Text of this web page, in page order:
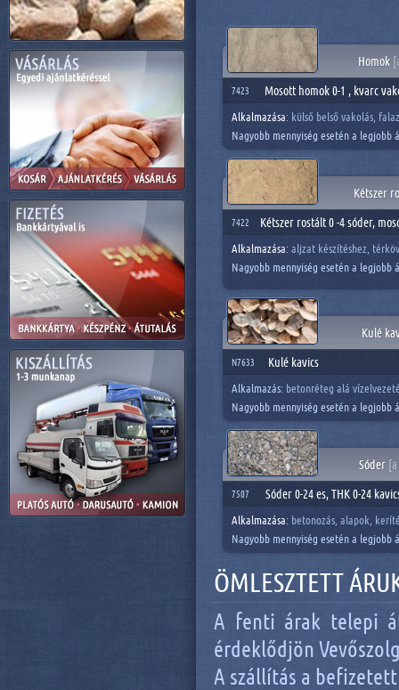
Homok
7423 Mosott homok 0-1 , kvarc
Alkalmazása: külső belső vakolás,
Nagyobb mennyiség esetén a
Kétszer
7422 Kétszer rostált 0 -4 sóder,
Alkalmazása: aljzat készítéshez,
Nagyobb mennyiség esetén a
Kulé
N7633 Kulé kavics
Alkalmazás: betonréteg alá
Nagyobb mennyiség esetén a
Sóder
7507 Sóder 0-24 es, THK 0-24
Alkalmazása: betonozás, alapok,
Nagyobb mennyiség esetén a
ÖMLESZTETT
A fenti árak telepi
érdeklődjön
A szállítás a